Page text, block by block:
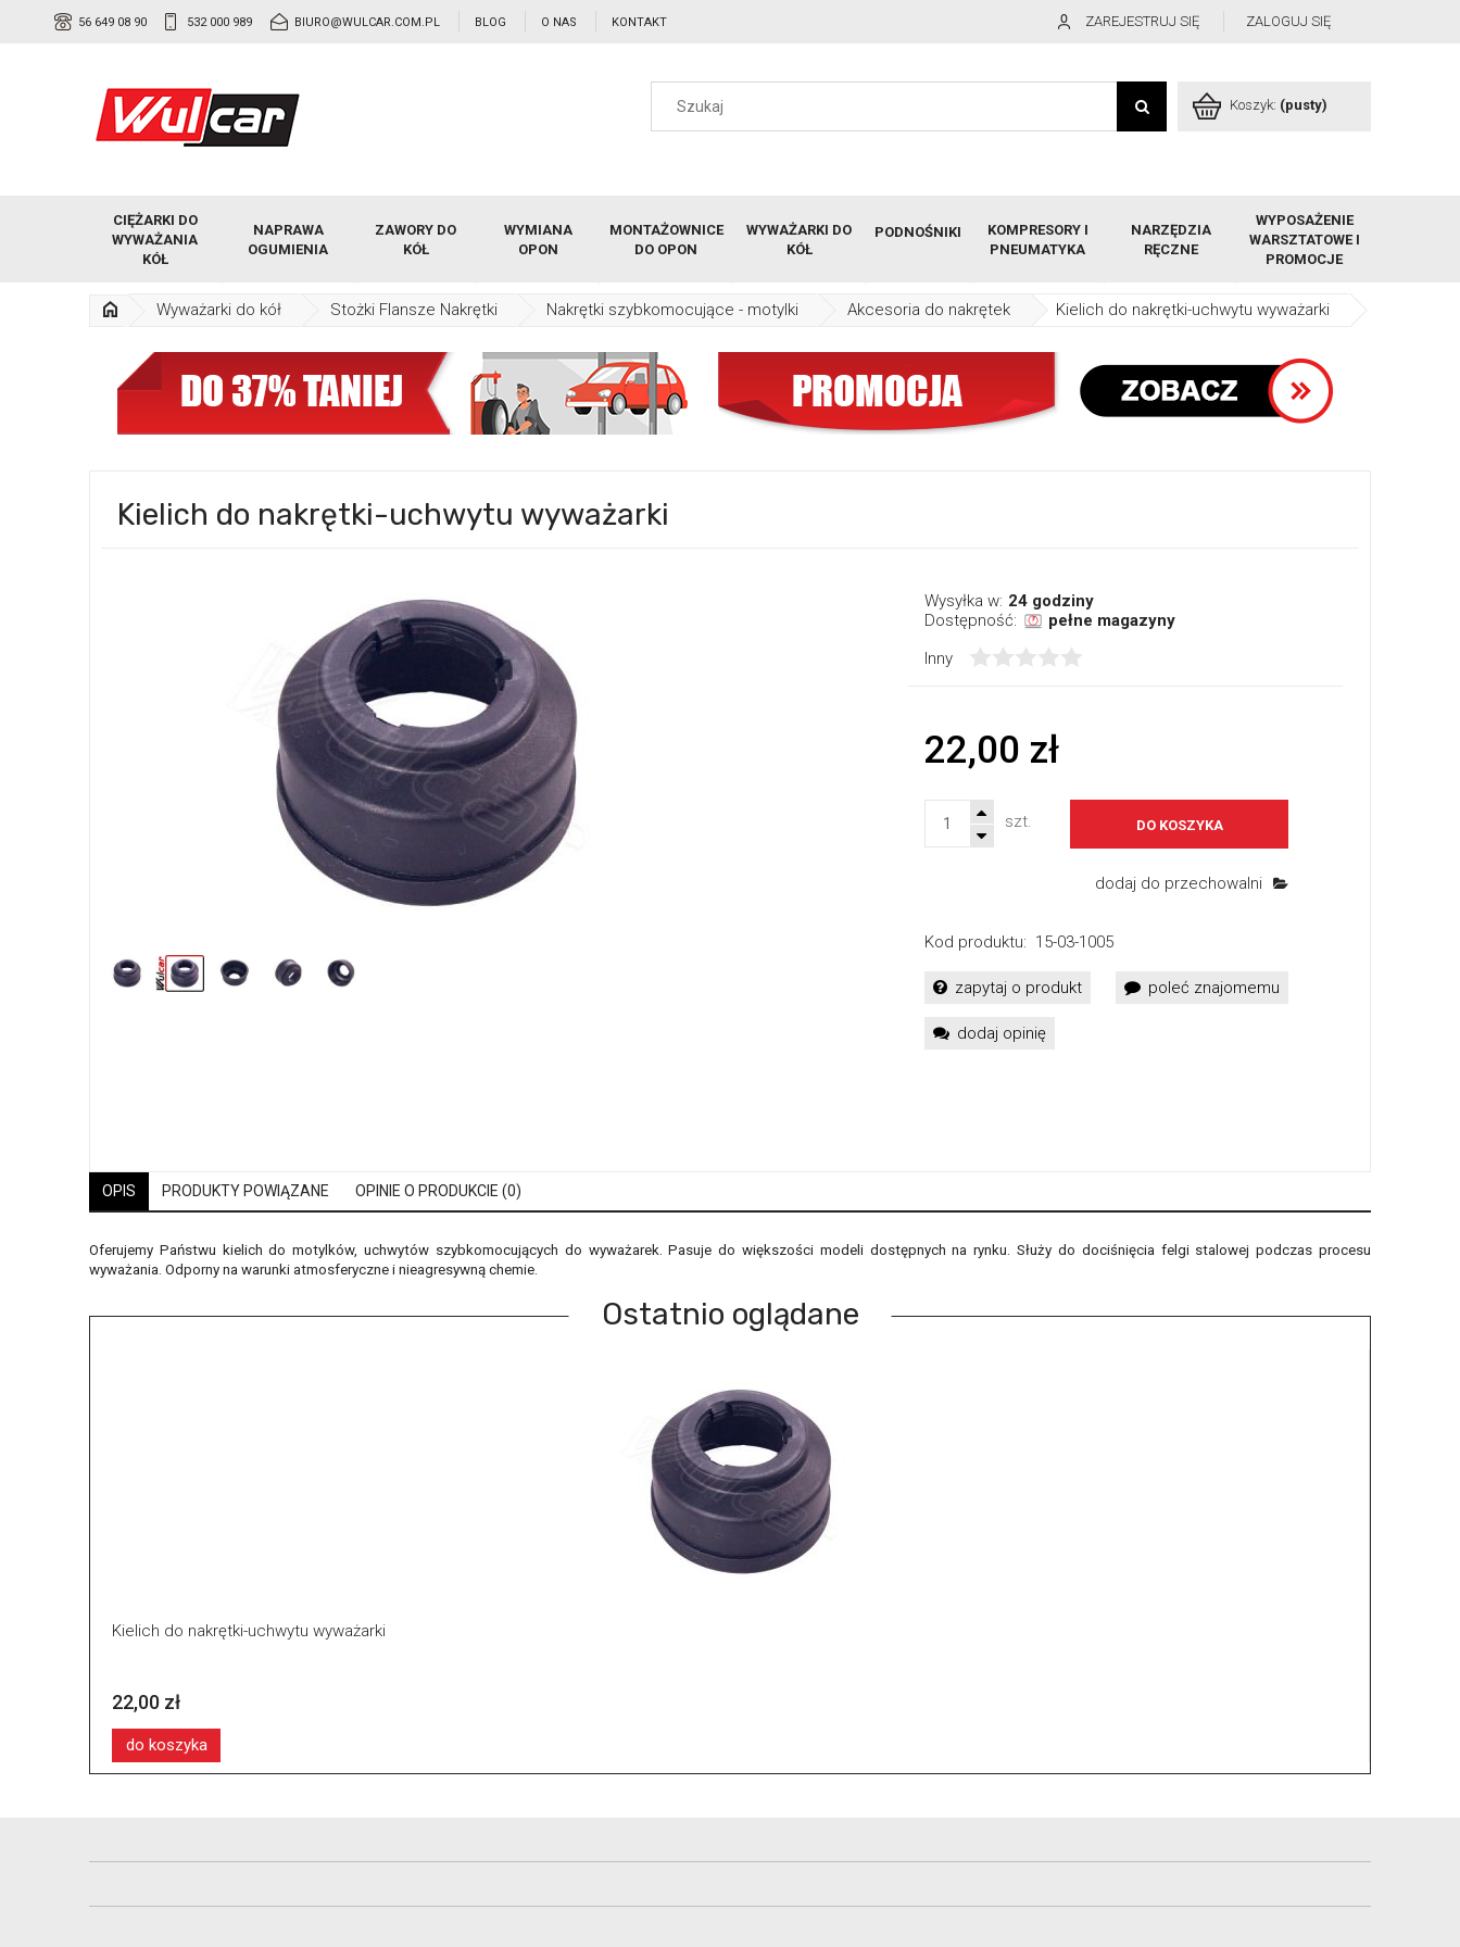
56 649 08 90 532 000 989 BIURO@WULCAR.COM.PL BLOG O NAS KONTAKT ZAREJESTRUJ SIĘ ZALOGUJ SIĘ
Koszyk: (pusty)
CIĘŻARKI DO
WYWAŻANIA
KÓŁ
NAPRAWA
OGUMIENIA
ZAWORY DO
KÓŁ
WYMIANA
OPON
MONTAŻOWNICE
DO OPON
WYWAŻARKI DO
KÓŁ
PODNOŚNIKI
KOMPRESORY I
PNEUMATYKA
NARZĘDZIA
RĘCZNE
WYPOSAŻENIE
WARSZTATOWE I
PROMOCJE
Wyważarki do kół Stożki Flansze Nakrętki Nakrętki szybkomocujące - motylki Akcesoria do nakrętek Kielich do nakrętki-uchwytu wyważarki
Kielich do nakrętki-uchwytu wyważarki
Wysyłka w: 24 godziny
Dostępność:
pełne magazyny
Inny
22,00 zł
szt. DO KOSZYKA
dodaj do przechowalni
Kod produktu: 15-03-1005
zapytaj o produkt poleć znajomemu
dodaj opinię
OPIS PRODUKTY POWIĄZANE OPINIE O PRODUKCIE (0)
Oferujemy Państwu kielich do motylków, uchwytów szybkomocujących do wyważarek. Pasuje do większości modeli dostępnych na rynku. Służy do dociśnięcia felgi stalowej podczas procesu
wyważania. Odporny na warunki atmosferyczne i nieagresywną chemie.
Ostatnio oglądane
Kielich do nakrętki-uchwytu wyważarki
22,00 zł
do koszyka